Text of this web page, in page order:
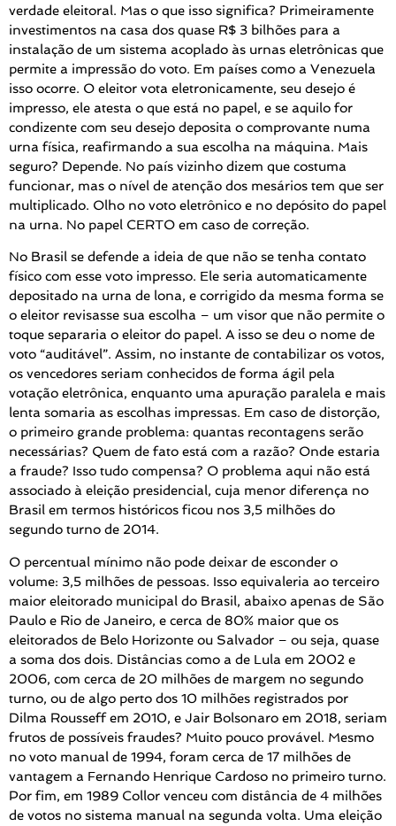
verdade eleitoral. Mas o que isso significa? Primeiramente
investimentos na casa dos quase R$ 3 bilhões para a
instalação de um sistema acoplado às urnas eletrônicas que
permite a impressão do voto. Em países como a Venezuela
isso ocorre. O eleitor vota eletronicamente, seu desejo é
impresso, ele atesta o que está no papel, e se aquilo for
condizente com seu desejo deposita o comprovante numa
urna física, reafirmando a sua escolha na máquina. Mais
seguro? Depende. No país vizinho dizem que costuma
funcionar, mas o nível de atenção dos mesários tem que ser
multiplicado. Olho no voto eletrônico e no depósito do papel
na urna. No papel CERTO em caso de correção.
No Brasil se defende a ideia de que não se tenha contato
físico com esse voto impresso. Ele seria automaticamente
depositado na urna de lona, e corrigido da mesma forma se
o eleitor revisasse sua escolha – um visor que não permite o
toque separaria o eleitor do papel. A isso se deu o nome de
voto “auditável”. Assim, no instante de contabilizar os votos,
os vencedores seriam conhecidos de forma ágil pela
votação eletrônica, enquanto uma apuração paralela e mais
lenta somaria as escolhas impressas. Em caso de distorção,
o primeiro grande problema: quantas recontagens serão
necessárias? Quem de fato está com a razão? Onde estaria
a fraude? Isso tudo compensa? O problema aqui não está
associado à eleição presidencial, cuja menor diferença no
Brasil em termos históricos ficou nos 3,5 milhões do
segundo turno de 2014.
O percentual mínimo não pode deixar de esconder o
volume: 3,5 milhões de pessoas. Isso equivaleria ao terceiro
maior eleitorado municipal do Brasil, abaixo apenas de São
Paulo e Rio de Janeiro, e cerca de 80% maior que os
eleitorados de Belo Horizonte ou Salvador – ou seja, quase
a soma dos dois. Distâncias como a de Lula em 2002 e
2006, com cerca de 20 milhões de margem no segundo
turno, ou de algo perto dos 10 milhões registrados por
Dilma Rousseff em 2010, e Jair Bolsonaro em 2018, seriam
frutos de possíveis fraudes? Muito pouco provável. Mesmo
no voto manual de 1994, foram cerca de 17 milhões de
vantagem a Fernando Henrique Cardoso no primeiro turno.
Por fim, em 1989 Collor venceu com distância de 4 milhões
de votos no sistema manual na segunda volta. Uma eleição